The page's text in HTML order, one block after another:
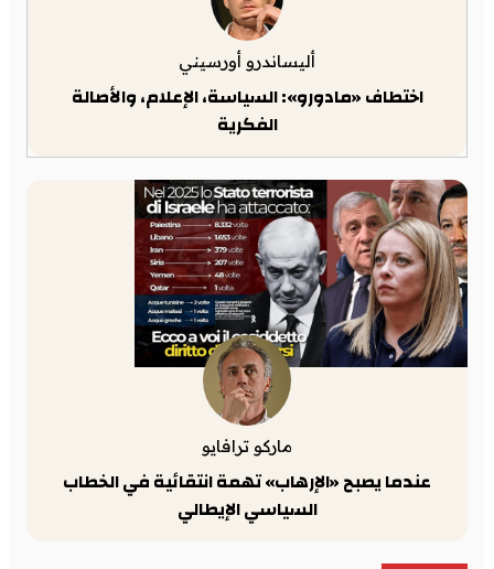
أليساندرو أورسيني
اختطاف «مادورو»: السياسة، الإعلام، والأصالة
الفكرية
ماركو ترافايو
عندما يصبح «الإرهاب» تهمة انتقائية في الخطاب
السياسي الإيطالي